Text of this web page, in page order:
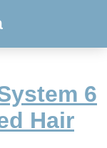
6
Hair